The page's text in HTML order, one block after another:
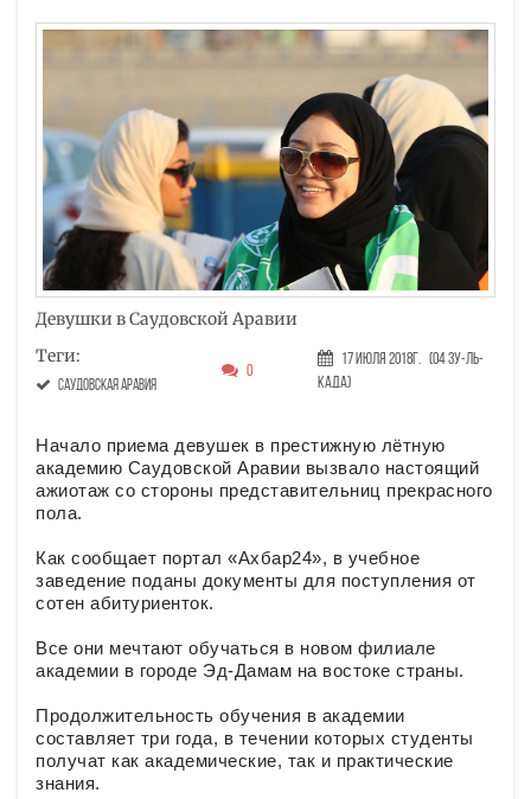
Девушки в Саудовской Аравии
Теги:
саудовская аравия
0
17 Июля 2018г. (04 Зу-ль-
када)
Начало приема девушек в престижную лётную
академию Саудовской Аравии вызвало настоящий
ажиотаж со стороны представительниц прекрасного
пола.
Как сообщает портал «Ахбар24», в учебное
заведение поданы документы для поступления от
сотен абитуриенток.
Все они мечтают обучаться в новом филиале
академии в городе Эд-Дамам на востоке страны.
Продолжительность обучения в академии
составляет три года, в течении которых студенты
получат как академические, так и практические
знания.